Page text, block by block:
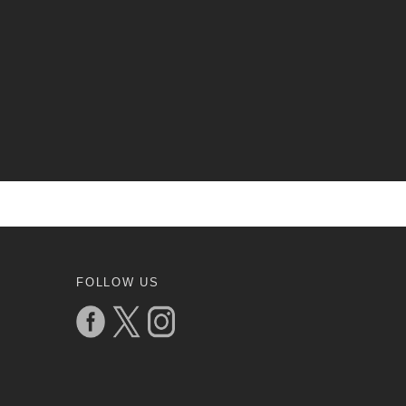
FOLLOW US